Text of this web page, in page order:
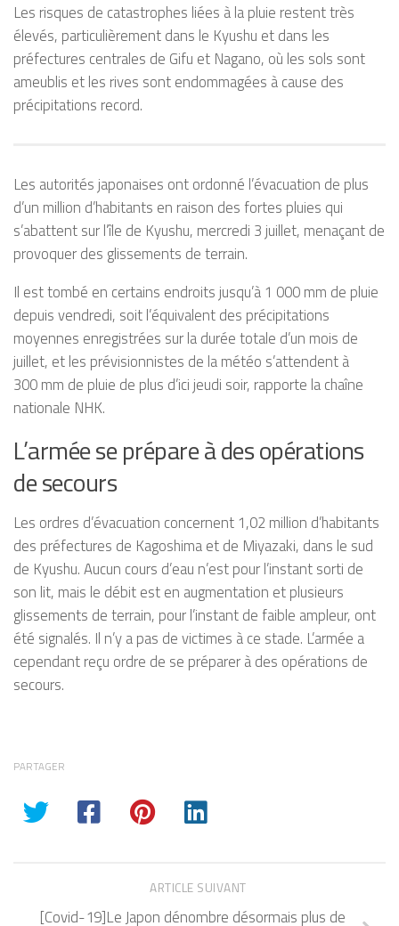
Les risques de catastrophes liées à la pluie restent très
élevés, particulièrement dans le Kyushu et dans les
préfectures centrales de Gifu et Nagano, où les sols sont
ameublis et les rives sont endommagées à cause des
précipitations record.
Les autorités japonaises ont ordonné l’évacuation de plus
d’un million d’habitants en raison des fortes pluies qui
s’abattent sur l’île de Kyushu, mercredi 3 juillet, menaçant de
provoquer des glissements de terrain.
Il est tombé en certains endroits jusqu’à 1 000 mm de pluie
depuis vendredi, soit l’équivalent des précipitations
moyennes enregistrées sur la durée totale d’un mois de
juillet, et les prévisionnistes de la météo s’attendent à
300 mm de pluie de plus d’ici jeudi soir, rapporte la chaîne
nationale NHK.
L’armée se prépare à des opérations
de secours
Les ordres d’évacuation concernent 1,02 million d’habitants
des préfectures de Kagoshima et de Miyazaki, dans le sud
de Kyushu. Aucun cours d’eau n’est pour l’instant sorti de
son lit, mais le débit est en augmentation et plusieurs
glissements de terrain, pour l’instant de faible ampleur, ont
été signalés. Il n’y a pas de victimes à ce stade. L’armée a
cependant reçu ordre de se préparer à des opérations de
secours.
PARTAGER
ARTICLE SUIVANT
[Covid-19]Le Japon dénombre désormais plus de